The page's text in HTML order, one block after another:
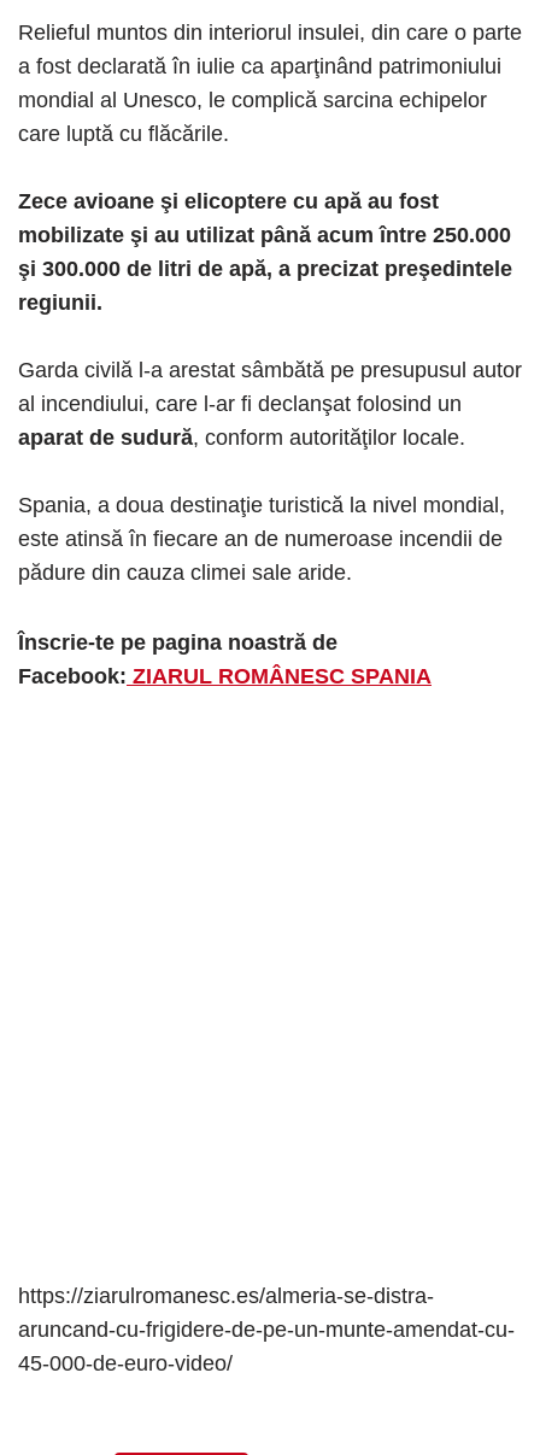
Relieful muntos din interiorul insulei, din care o parte
a fost declarată în iulie ca aparţinând patrimoniului
mondial al Unesco, le complică sarcina echipelor
care luptă cu flăcările.
Zece avioane şi elicoptere cu apă au fost
mobilizate şi au utilizat până acum între 250.000
şi 300.000 de litri de apă, a precizat preşedintele
regiunii.
Garda civilă l-a arestat sâmbătă pe presupusul autor
al incendiului, care l-ar fi declanşat folosind un
aparat de sudură, conform autorităţilor locale.
Spania, a doua destinaţie turistică la nivel mondial,
este atinsă în fiecare an de numeroase incendii de
pădure din cauza climei sale aride.
Înscrie-te pe pagina noastră de
Facebook: ZIARUL ROMÂNESC SPANIA
https://ziarulromanesc.es/almeria-se-distra-
aruncand-cu-frigidere-de-pe-un-munte-amendat-cu-
45-000-de-euro-video/